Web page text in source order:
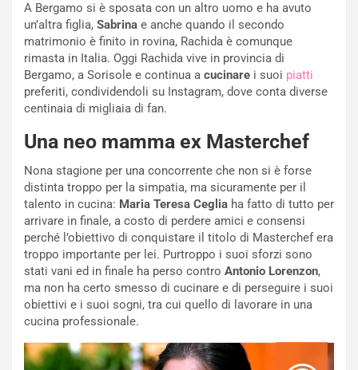
A Bergamo si è sposata con un altro uomo e ha avuto
un’altra figlia, Sabrina e anche quando il secondo
matrimonio è finito in rovina, Rachida è comunque
rimasta in Italia. Oggi Rachida vive in provincia di
Bergamo, a Sorisole e continua a cucinare i suoi piatti
preferiti, condividendoli su Instagram, dove conta diverse
centinaia di migliaia di fan.
Una neo mamma ex Masterchef
Nona stagione per una concorrente che non si è forse
distinta troppo per la simpatia, ma sicuramente per il
talento in cucina: Maria Teresa Ceglia ha fatto di tutto per
arrivare in finale, a costo di perdere amici e consensi
perché l’obiettivo di conquistare il titolo di Masterchef era
troppo importante per lei. Purtroppo i suoi sforzi sono
stati vani ed in finale ha perso contro Antonio Lorenzon,
ma non ha certo smesso di cucinare e di perseguire i suoi
obiettivi e i suoi sogni, tra cui quello di lavorare in una
cucina professionale.